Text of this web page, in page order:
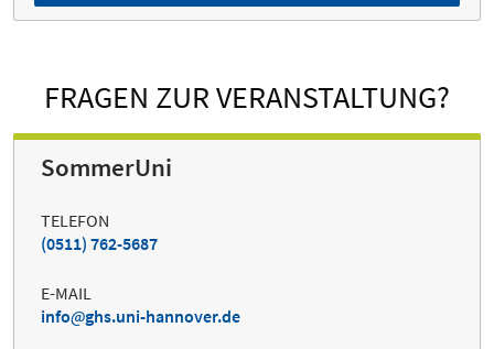
FRAGEN ZUR VERANSTALTUNG?
SommerUni
TELEFON
(0511) 762-5687
E-MAIL
info
ghs.uni-hannover.de